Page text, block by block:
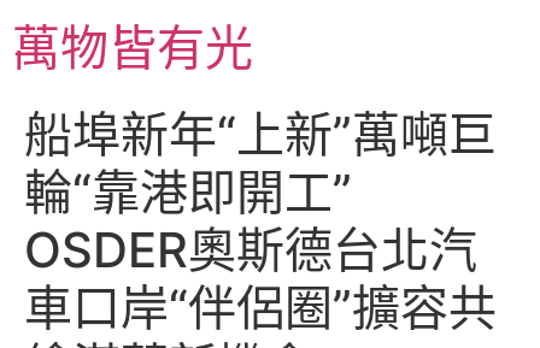
主萬物皆有光
船埠新年“上新”萬噸巨
輪“靠港即開工”
OSDER奧斯德台北汽
車口岸“伴侶圈”擴容共